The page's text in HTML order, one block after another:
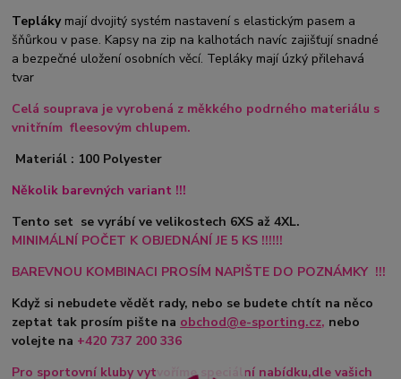
Teplákymají dvojitý systém nastavení s elastickým pasem a
šňůrkou v pase. Kapsy na zip na kalhotách navíc zajišťují snadné
a bezpečné uložení osobních věcí. Tepláky mají úzký přilehavá
tvar
Celá souprava je vyrobená z měkkého podrného materiálu s
vnitřním fleesovým chlupem.
Materiál : 100 Polyester
Několik barevných variant !!!
Tento set se vyrábí ve velikostech 6XS až 4XL.
MINIMÁLNÍ POČET K OBJEDNÁNÍ JE 5 KS !!!!!!
BAREVNOU KOMBINACI PROSÍM NAPIŠTE DO POZNÁMKY !!!
Když si nebudete vědět rady, nebo se budete chtít na něco
zeptat tak prosím pište na obchod@e-sporting.cz, nebo
volejte na +420 737 200 336
Pro sportovní kluby vytvoříme speciální nabídku,dle vašich